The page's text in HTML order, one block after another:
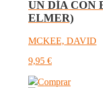
UN DÍA CON
ELMER)
MCKEE, DAVID
9,95 €
Comprar